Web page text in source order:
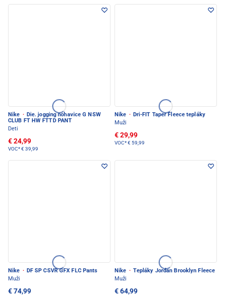
Nike · Die. jogging nohavice G NSW
CLUB FT HW FTTD PANT
Deti
€ 24,99
VOC*€ 39,99
Nike · Dri-FIT Taper Fleece tepláky
Muži
€ 29,99
VOC*€ 59,99
Nike · DF SP CSVR GFX FLC Pants
Muži
€ 74,99
Nike · Tepláky Jordan Brooklyn Fleece
Muži
€ 64,99